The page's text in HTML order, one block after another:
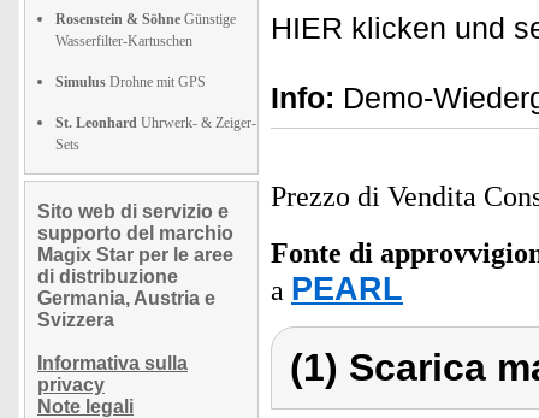
Rosenstein & Söhne Günstige
Wasserfilter-Kartuschen
Simulus Drohne mit GPS
St. Leonhard Uhrwerk- & Zeiger-
Sets
Sito web di servizio e
supporto del marchio
Magix Star per le aree
di distribuzione
Germania, Austria e
Svizzera
Informativa sulla
privacy
Note legali
HIER klicken und
Info: Demo-
Prezzo di Vendita
Fonte di
a PEARL
(1) Scarica